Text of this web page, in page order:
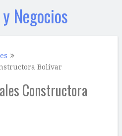
Negocios
Bolívar
Constructora